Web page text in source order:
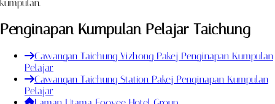
kumpulan.
Penginapan Kumpulan Pelajar Taichung
Cawangan Taichung Yizhong Pakej Penginapan Kumpulan
Pelajar
Cawangan Taichung Station Pakej Penginapan Kumpulan
Pelajar